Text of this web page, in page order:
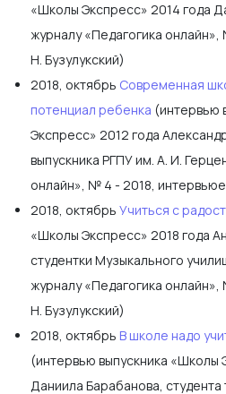
«Школы Экспресс» 2014 года
журналу «Педагогика
Н. Бузулукский)
2018, октябрь Современная
потенциал ребенка (интервью
Экспресс» 2012 года
выпускника РГПУ им. А. И.
онлайн», № 4 - 2018,
2018, октябрь Учиться с
«Школы Экспресс» 2018 года
студентки Музыкального
журналу «Педагогика
Н. Бузулукский)
2018, октябрь В школе надо
(интервью выпускника «Школы
Даниила Барабанова, студента